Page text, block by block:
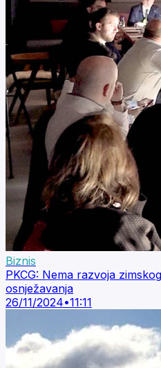
Biznis
PKCG: Nema razvoja
osnježavanja
26/11/2024•11:11